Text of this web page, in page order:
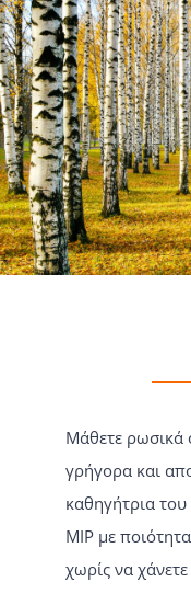
Μάθετε ρωσικά
γρήγορα και
καθηγήτρια
ΜΙΡ με
χωρίς να χάνετε